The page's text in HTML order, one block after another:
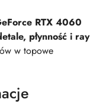
RTX 4060
płynność i ray
w topowe